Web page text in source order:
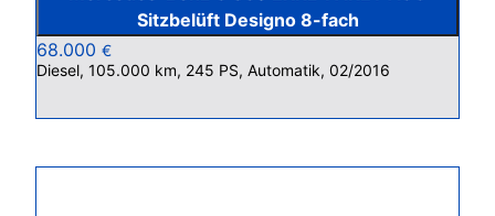
Sitzbelüft Designo 8-fach
68.000 €
Diesel, 105.000 km, 245 PS, Automatik, 02/2016